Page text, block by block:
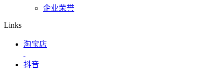
企业荣誉
Links
淘宝店
抖音